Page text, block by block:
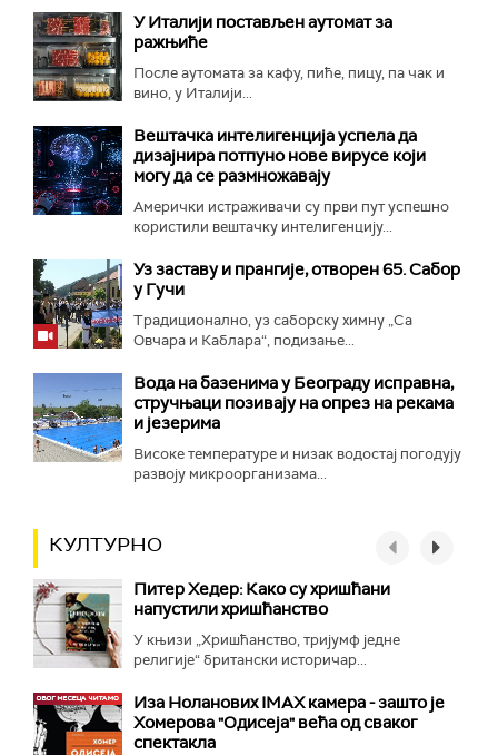
У Италији постављен аутомат за
ражњиће
После аутомата за кафу, пиће, пицу, па чак и
вино, у Италији...
Вештачка интелигенција успела да
дизајнира потпуно нове вирусе који
могу да се размножавају
Амерички истраживачи су први пут успешно
користили вештачку интелигенцију...
Уз заставу и прангије, отворен 65. Сабор
у Гучи
Традиционално, уз саборску химну „Са
Овчара и Каблара“, подизање...
Вода на базенима у Београду исправна,
стручњаци позивају на опрез на рекама
и језерима
Високе температуре и низак водостај погодују
развоју микроорганизама...
КУЛТУРНО
Питер Хедер: Како су хришћани
напустили хришћанство
У књизи „Хришћанство, тријумф једне
религије“ британски историчар...
Иза Ноланових IMAX камера - зашто је
Хомерова "Одисеја" већа од сваког
спектакла